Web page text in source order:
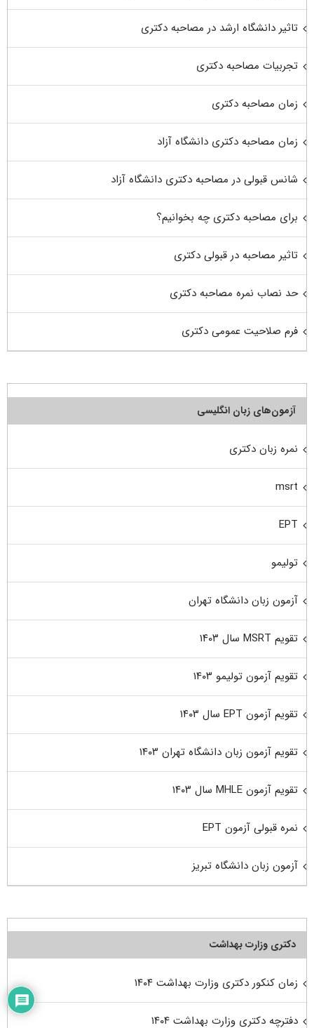
تاثیر دانشگاه ارشد در مصاحبه دکتری
تجربیات مصاحبه دکتری
زمان مصاحبه دکتری
زمان مصاحبه دکتری دانشگاه آزاد
شانس قبولی در مصاحبه دکتری دانشگاه آزاد
برای مصاحبه دکتری چه بخوانیم؟
تاثیر مصاحبه در قبولی دکتری
حد نصاب نمره مصاحبه دکتری
فرم صلاحیت عمومی دکتری
آزمون‌های زبان انگلیسی
نمره زبان دکتری
msrt
EPT
تولیمو
آزمون زبان دانشگاه تهران
تقویم MSRT سال ۱۴۰۳
تقویم آزمون تولیمو ۱۴۰۳
تقویم آزمون EPT سال ۱۴۰۳
تقویم آزمون زبان دانشگاه تهران ۱۴۰۳
تقویم آزمون MHLE سال ۱۴۰۳
نمره قبولی آزمون EPT
آزمون زبان دانشگاه تبریز
دکتری وزارت بهداشت
زمان کنکور دکتری وزارت بهداشت ۱۴۰۴
دفترچه دکتری وزارت بهداشت ۱۴۰۴